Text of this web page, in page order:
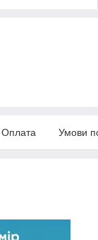
Оплата Умови